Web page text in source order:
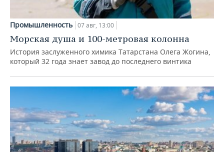
Промышленность 07 авг, 13:00
Морская душа и 100-метровая колонна
История заслуженного химика Татарстана Олега Жогина,
который 32 года знает завод до последнего винтика